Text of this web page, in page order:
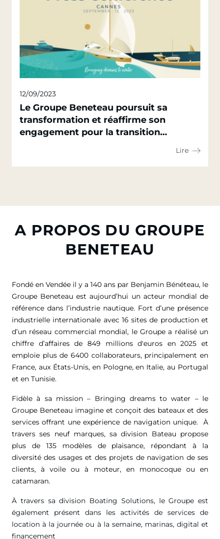
12/09/2023
Le Groupe Beneteau poursuit sa
transformation et réaffirme son
engagement pour la transition
Lire
A PROPOS DU GROUPE
BENETEAU
Fondé en Vendée il y a 140 ans par Benjamin Bénéteau, le
Groupe Beneteau est aujourd’hui un acteur mondial de
référence dans l’industrie nautique. Fort d’une présence
industrielle internationale avec 16 sites de production et
d’un réseau commercial mondial, le Groupe a réalisé un
chiffre d’affaires de 849 millions d'euros en 2025 et
emploie plus de 6400 collaborateurs, principalement en
France, aux États-Unis, en Pologne, en Italie, au Portugal
et en Tunisie.
Fidèle à sa mission – Bringing dreams to water – le
Groupe Beneteau imagine et conçoit des bateaux et des
services offrant une expérience de navigation unique. À
travers ses neuf marques, sa division Bateau propose
plus de 135 modèles de plaisance, répondant à la
diversité des usages et des projets de navigation de ses
clients, à voile ou à moteur, en monocoque ou en
catamaran.
À travers sa division Boating Solutions, le Groupe est
également présent dans les activités de services de
location à la journée ou à la semaine, marinas, digital et
financement